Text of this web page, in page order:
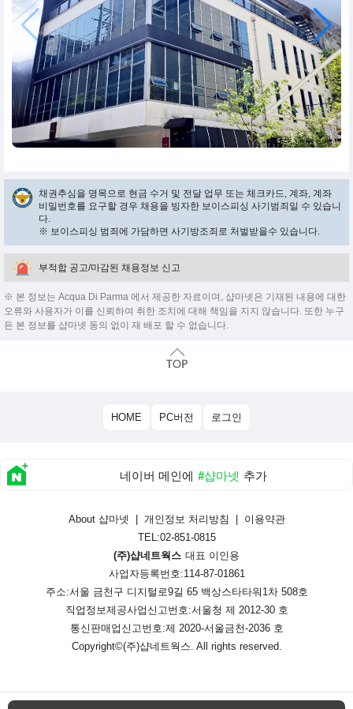
채권추심을 명목으로 현금 수거 및 전달 업무 또는 체크카드, 계좌, 계좌
비밀번호를 요구할 경우 채용을 빙자한 보이스피싱 사기범죄일 수 있습니
다.
※ 보이스피싱 범죄에 가담하면 사기방조죄로 처벌받을수 있습니다.
부적합 공고/마감된 채용정보 신고
※ 본 정보는 Acqua Di Parma 에서 제공한 자료이며, 샵마넷은 기재된 내용에 대한
오류와 사용자가 이를 신뢰하여 취한 조치에 대해 책임을 지지 않습니다. 또한 누구
든 본 정보를 샵마넷 동의 없이 재 배포 할 수 없습니다.
HOME PC버전 로그인
네이버 메인에 #샵마넷 추가
About 샵마넷 개인정보 처리방침
이용약관
TEL:02-851-0815
(주)샵네트웍스 대표 이인용
사업자등록번호:114-87-01861
주소:서울 금천구 디지털로9길 65 백상스타타워1차 508호
직업정보제공사업신고번호:서울청 제 2012-30 호
통신판매업신고번호:제 2020-서울금천-2036 호
Copyright©(주)샵네트웍스. All rights reserved.